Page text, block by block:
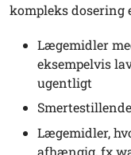
kompleks dosering
Lægemidler
eksempelvis
ugentligt
Lægemidler,
afhængig, fx